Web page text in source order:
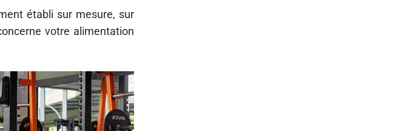
établi sur mesure, sur
votre alimentation